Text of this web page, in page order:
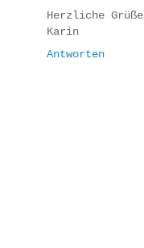
Herzliche Grüße
Karin
Antworten